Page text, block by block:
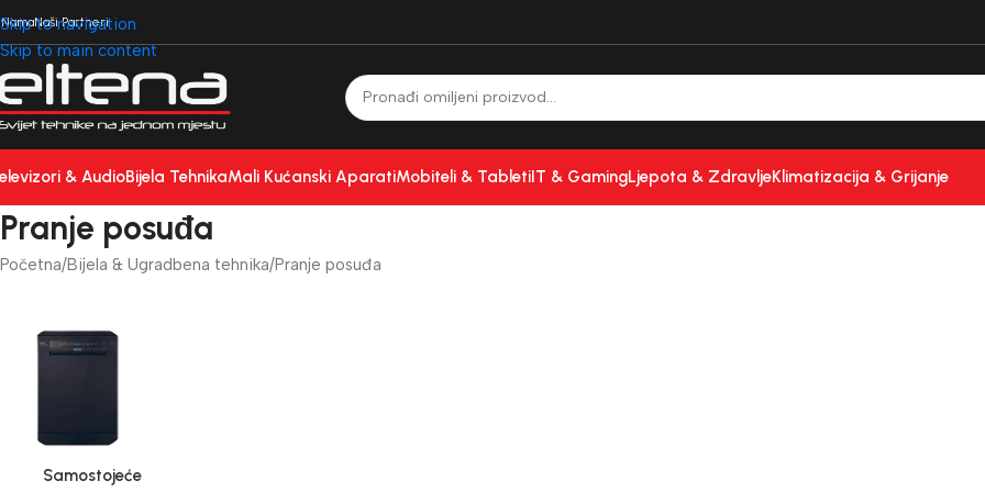
Skip to navigation
Skip to main content
Naši Partneri
& AudioBijela TehnikaMali Kućanski AparatiMobiteli & TabletiIT & GamingLjepota & ZdravljeKlimatizacija & Grijanje
Pranje posuđa
Početna Bijela & Ugradbena tehnika Pranje posuđa
Samostojeće